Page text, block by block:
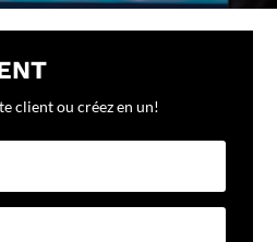
client ou créez en un!